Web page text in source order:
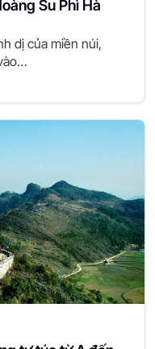
Su Phì Hà
dị của miền núi,